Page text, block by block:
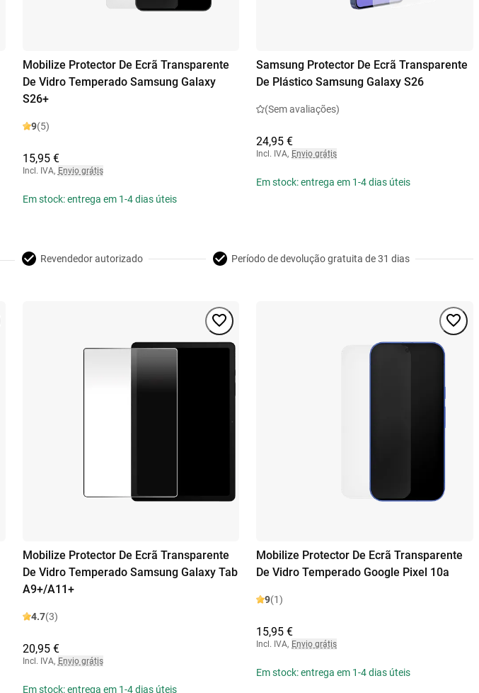
Mobilize Protector De Ecrã Transparente
De Vidro Temperado Samsung Galaxy
S26+
9(5)
15,95 €
Incl. IVA, Envio grátis
Em stock: entrega em 1-4 dias úteis
Samsung Protector De Ecrã Transparente
De Plástico Samsung Galaxy S26
(Sem avaliações)
24,95 €
Incl. IVA, Envio grátis
Em stock: entrega em 1-4 dias úteis
Revendedor autorizado Período de devolução gratuita de 31 dias
Mobilize Protector De Ecrã Transparente
De Vidro Temperado Samsung Galaxy Tab
A9+/A11+
4.7(3)
20,95 €
Incl. IVA, Envio grátis
Em stock: entrega em 1-4 dias úteis
Mobilize Protector De Ecrã Transparente
De Vidro Temperado Google Pixel 10a
9(1)
15,95 €
Incl. IVA, Envio grátis
Em stock: entrega em 1-4 dias úteis